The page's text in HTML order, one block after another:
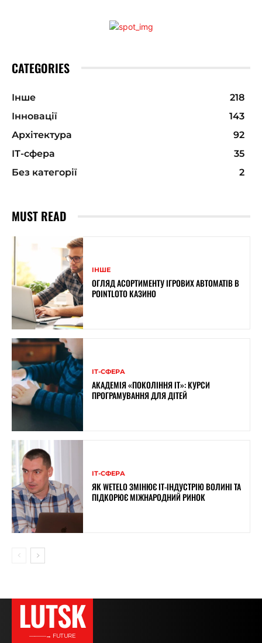
CATEGORIES
Інше
218
Інновації
143
Архітектура
92
ІТ-сфера
35
Без категорії
2
MUST READ
ІНШЕ
ОГЛЯД АСОРТИМЕНТУ ІГРОВИХ АВТОМАТІВ В
POINTLOTO КАЗИНО
ІТ-СФЕРА
АКАДЕМІЯ «ПОКОЛІННЯ ІТ»: КУРСИ
ПРОГРАМУВАННЯ ДЛЯ ДІТЕЙ
ІТ-СФЕРА
ЯК WETELO ЗМІНЮЄ IT-ІНДУСТРІЮ ВОЛИНІ ТА
ПІДКОРЮЄ МІЖНАРОДНИЙ РИНОК
LUTSK
———→ FUTURE